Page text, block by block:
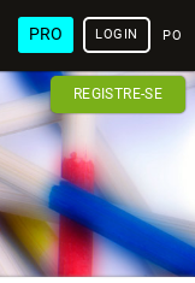
PRO LOGIN
REGISTRE-SE